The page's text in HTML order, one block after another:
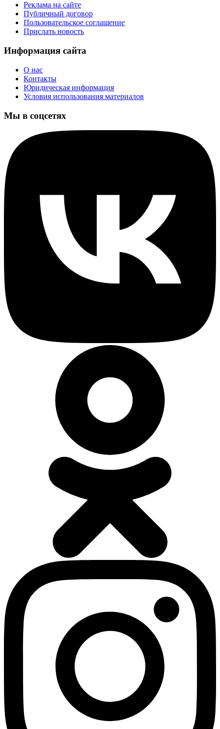
Реклама на сайте
Публичный договор
Пользовательское соглашение
Прислать новость
Информация сайта
О нас
Контакты
Юридическая информация
Условия использования материалов
Мы в соцсетях